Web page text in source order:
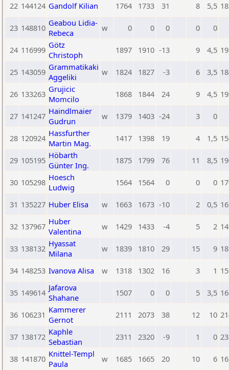
22 144124 Gandolf Kilian 1764 1733 31 8 5,5
23 148810 Geabou Lidia-
Rebeca
w 0 0 0 0 0
24 116999 Götz
Christoph
1897 1910 -13 9 4,5
25 143059 Grammatikaki
Aggeliki
w 1824 1827 -3 6 3,5
26 133263 Grujicic
Momcilo
1868 1844 24 9 4,5
27 141247 Haindlmaier
Gudrun
w 1379 1403 -24 3 0
28 120924 Hassfurther
Martin Mag.
1417 1398 19 4 1,5
29 105195 Höbarth
Günter Ing.
1875 1799 76 11 8,5
30 105298 Hoesch
Ludwig
1564 1564 0 0 0
31 135227 Huber Elisa w 1663 1673 -10 2 0,5
32 137967 Huber
Valentina
w 1429 1433 -4 5 2
33 138132 Hyassat
Milana
w 1839 1810 29 15 9
34 148253 Ivanova Alisa w 1318 1302 16 3 1
35 149614 Jafarova
Shahane
1507 0 0 5 3,5
36 106231 Kammerer
Gernot
2111 2073 38 12 10
37 138172 Kaphle
Sebastian
2311 2320 -9 1 0
38 141870 Knittel-Templ
Paula
w 1685 1665 20 10 6